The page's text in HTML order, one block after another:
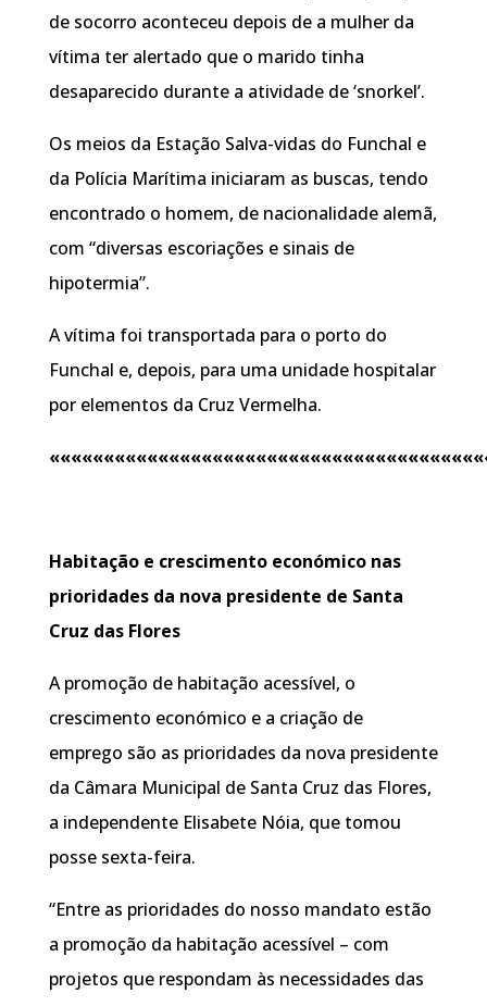
de socorro aconteceu depois de a mulher da
vítima ter alertado que o marido tinha
desaparecido durante a atividade de ‘snorkel’.
Os meios da Estação Salva-vidas do Funchal e
da Polícia Marítima iniciaram as buscas, tendo
encontrado o homem, de nacionalidade alemã,
com “diversas escoriações e sinais de
hipotermia”.
A vítima foi transportada para o porto do
Funchal e, depois, para uma unidade hospitalar
por elementos da Cruz Vermelha.
Habitação e crescimento económico nas
prioridades da nova presidente de Santa
Cruz das Flores
A promoção de habitação acessível, o
crescimento económico e a criação de
emprego são as prioridades da nova presidente
da Câmara Municipal de Santa Cruz das Flores,
a independente Elisabete Nóia, que tomou
posse sexta-feira.
“Entre as prioridades do nosso mandato estão
a promoção da habitação acessível – com
projetos que respondam às necessidades das